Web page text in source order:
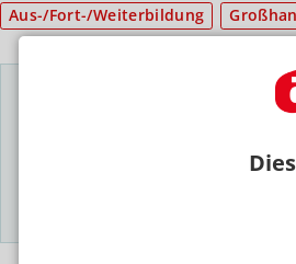
Aus-/Fort-/Weiterbildung
Das Wichtigste des Tages direkt